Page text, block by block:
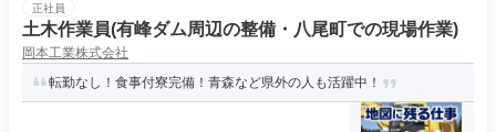
正社員
土木作業員(有峰ダム周辺の整備・八尾町での現場作業)
岡本工業株式会社
転勤なし！食事付寮完備！青森など県外の人も活躍中！